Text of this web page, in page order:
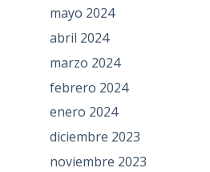
mayo 2024
abril 2024
marzo 2024
febrero 2024
enero 2024
diciembre 2023
noviembre 2023